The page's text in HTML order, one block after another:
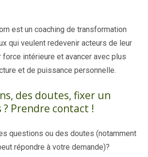
est un coaching de transformation
qui veulent redevenir acteurs de leur
force intérieure et avancer avec plus
et de puissance personnelle.
des doutes, fixer un
? Prendre contact !
questions ou des doutes (notamment
répondre à votre demande)?